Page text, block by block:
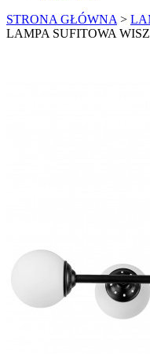
STRONA GŁÓWNA >
LAMPA SUFITOWA